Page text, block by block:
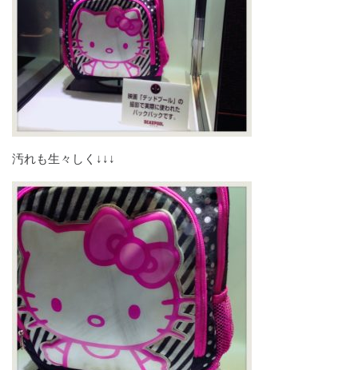
汚れも生々しく↓↓↓